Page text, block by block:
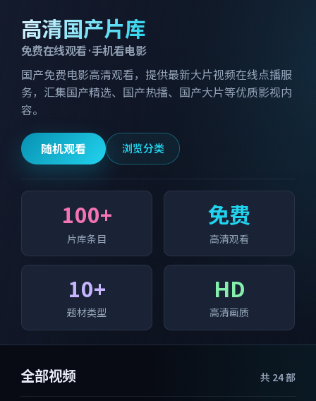
犯罪警匪
战争史诗
优质国产影视
高清国产片库
免费在线观看 · 手机看电影
国产免费电影高清观看，提供最新大片视频在线点播服
务，汇集国产精选、国产热播、国产大片等优质影视内
容。
随机观看 浏览分类
100+
片库条目
免费
高清观看
10+
题材类型
HD
高清画质
全部视频 共 24部